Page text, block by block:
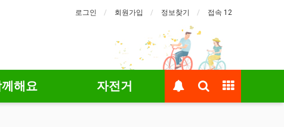
로그인 회원가입 정보찾기 접속 12
해요 자전거